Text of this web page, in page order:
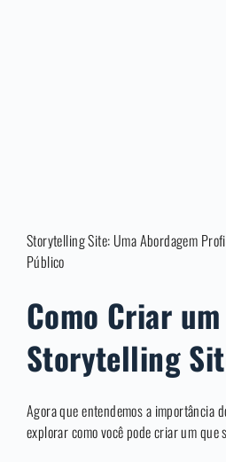
Storytelling Site: Uma Abordagem
Público
Como Criar um
Storytelling
Agora que entendemos a importância
explorar como você pode criar um que